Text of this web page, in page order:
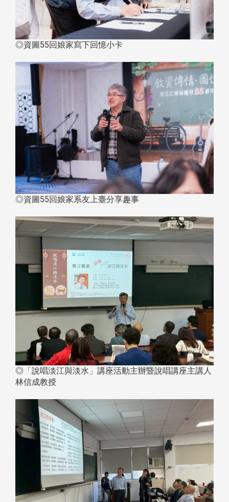
◎資圖55回娘家寫下回憶小卡
◎資圖55回娘家系友上臺分享趣事
◎「說唱淡江與淡水」講座活動主辦暨說唱講座主講人
林信成教授